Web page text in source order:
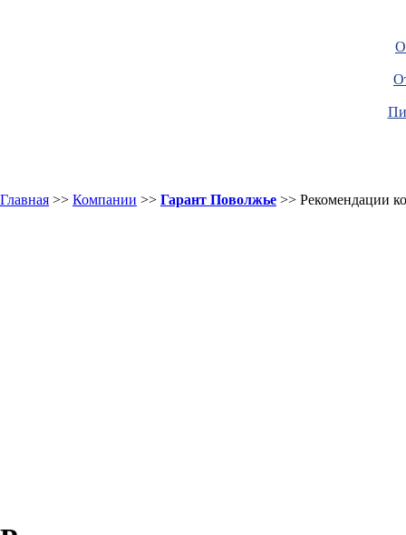
Главная >> Компании >> Гарант Поволжье >> Рекомендации